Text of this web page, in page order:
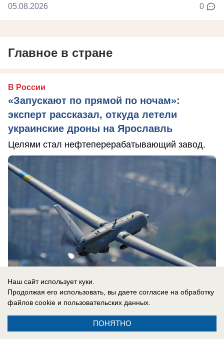
05.08.2026 0
Главное в стране
В России
«Запускают по прямой по ночам»:
эксперт рассказал, откуда летели
украинские дроны на Ярославль
Целями стал нефтеперерабатывающий завод.
Наш сайт использует куки.
Продолжая его использовать, вы даете согласие на обработку
файлов cookie и пользовательских данных.
ПОНЯТНО